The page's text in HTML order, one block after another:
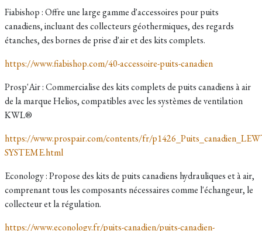
Fiabishop : Offre une large gamme d'accessoires pour puits
canadiens, incluant des collecteurs géothermiques, des regards
étanches, des bornes de prise d'air et des kits complets.
https://www.fiabishop.com/40-accessoire-puits-canadien
Prosp'Air : Commercialise des kits complets de puits canadiens à air
de la marque Helios, compatibles avec les systèmes de ventilation
KWL®
https://www.prospair.com/contents/fr/
SYSTEME.html
Econology : Propose des kits de puits canadiens hydrauliques et à air,
comprenant tous les composants nécessaires comme l'échangeur, le
collecteur et la régulation.
https://www.econology.fr/puits-canadien/puits-canadien-